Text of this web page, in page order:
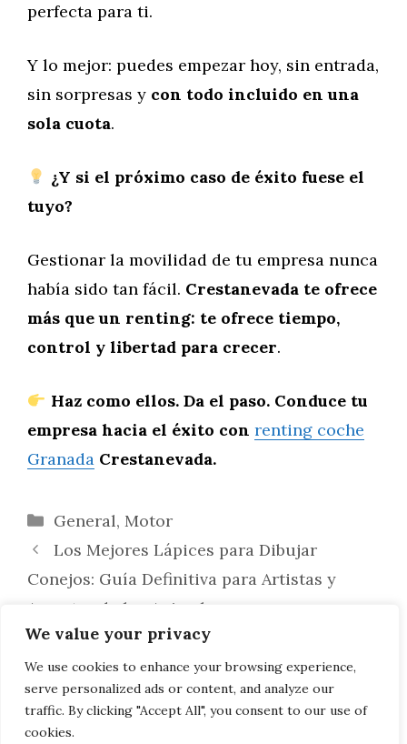
We value your privacy
We use cookies to enhance your browsing experience,
serve personalized ads or content, and analyze our
traffic. By clicking "Accept All", you consent to our use of
cookies.
perfecta para ti.
Y lo mejor: puedes empezar hoy, sin entrada,
sin sorpresas y con todo incluido en una
sola cuota.
¿Y si el próximo caso de éxito fuese el
tuyo?
Gestionar la movilidad de tu empresa nunca
había sido tan fácil. Crestanevada te ofrece
más que un renting: te ofrece tiempo,
control y libertad para crecer.
Haz como ellos. Da el paso. Conduce tu
empresa hacia el éxito con renting coche
Granada Crestanevada.
Categorías
General, Motor
Los Mejores Lápices para Dibujar
Conejos: Guía Definitiva para Artistas y
Amantes de los Animales
Lo que opinan los usuarios sobre el
renting de coches en Granada (y por qué
todos coinciden en elegir Crestanevada)